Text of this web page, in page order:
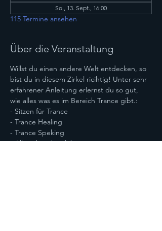
So., 13. Sept., 16:00
115 Termine ansehen
Über die Veranstaltung
Willst du einen andere Welt entdecken, so
bist du in diesem Zirkel ricihtig! Unter sehr
erfahrener Anleitung erlernst du so gut,
wie alles was es im Bereich Trance gibt.:
- Sitzen für Trance
- Trance Healing
- Trance Speking
- Alles über Astralebenen